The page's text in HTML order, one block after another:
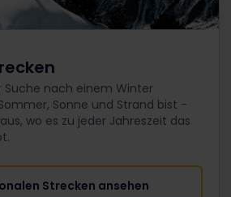
Suche nach einem Winter
Sonne und Strand bist -
wo es zu jeder Jahreszeit das
Strecken ansehen